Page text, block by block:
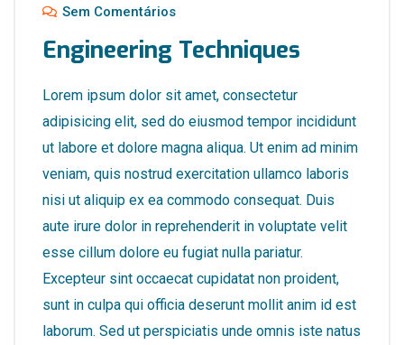
Sem Comentários
Engineering Techniques
Lorem ipsum dolor sit amet, consectetur
adipisicing elit, sed do eiusmod tempor incididunt
ut labore et dolore magna aliqua. Ut enim ad minim
veniam, quis nostrud exercitation ullamco laboris
nisi ut aliquip ex ea commodo consequat. Duis
aute irure dolor in reprehenderit in voluptate velit
esse cillum dolore eu fugiat nulla pariatur.
Excepteur sint occaecat cupidatat non proident,
sunt in culpa qui officia deserunt mollit anim id est
laborum. Sed ut perspiciatis unde omnis iste natus